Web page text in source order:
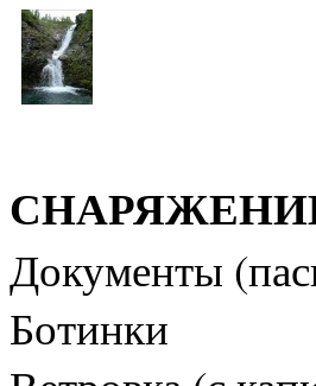
Документы
Ботинки